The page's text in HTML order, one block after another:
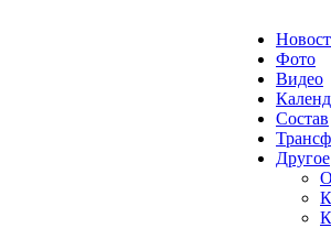
Фото
Видео
Состав
Другое